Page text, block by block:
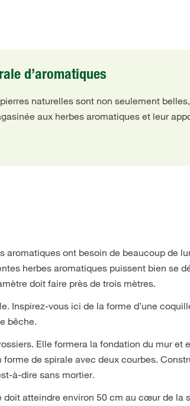
d’aromatiques
naturelles sont non seulement
aux herbes aromatiques et leur
ont besoin de beaucoup de
herbes aromatiques puissent bien se
doit faire près de trois mètres.
Inspirez-vous ici de la forme d’une
bêche.
Elle formera la fondation du mur et
de spirale avec deux courbes.
à-dire sans mortier.
atteindre environ 50 cm au cœur de la